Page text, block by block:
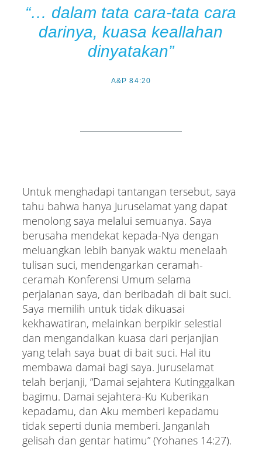
“… dalam tata cara-tata cara
darinya, kuasa keallahan
dinyatakan”
A&P 84:20
Untuk menghadapi tantangan tersebut, saya
tahu bahwa hanya Juruselamat yang dapat
menolong saya melalui semuanya. Saya
berusaha mendekat kepada-Nya dengan
meluangkan lebih banyak waktu menelaah
tulisan suci, mendengarkan ceramah-
ceramah Konferensi Umum selama
perjalanan saya, dan beribadah di bait suci.
Saya memilih untuk tidak dikuasai
kekhawatiran, melainkan berpikir selestial
dan mengandalkan kuasa dari perjanjian
yang telah saya buat di bait suci. Hal itu
membawa damai bagi saya. Juruselamat
telah berjanji, “Damai sejahtera Kutinggalkan
bagimu. Damai sejahtera-Ku Kuberikan
kepadamu, dan Aku memberi kepadamu
tidak seperti dunia memberi. Janganlah
gelisah dan gentar hatimu” (Yohanes 14:27).